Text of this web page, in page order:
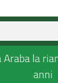
Araba la
anni